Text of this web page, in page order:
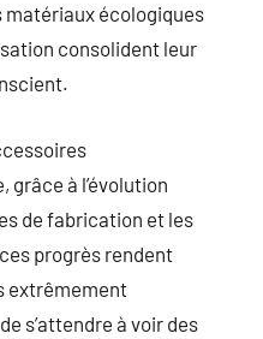
écologiques
consolident leur
à l’évolution
de fabrication et les
progrès rendent
extrêmement
s’attendre à voir des